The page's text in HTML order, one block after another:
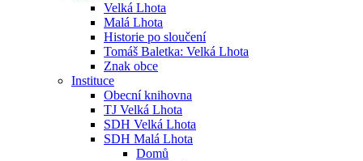
Velká Lhota
Malá Lhota
Historie po sloučení
Tomáš Baletka: Velká Lhota
Znak obce
Instituce
Obecní knihovna
TJ Velká Lhota
SDH Velká Lhota
SDH Malá Lhota
Domů